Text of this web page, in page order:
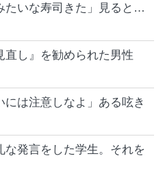
たいな寿司きた」見ると…
直し』を勧められた男性
は注意しなよ」ある呟き
な発言をした学生。それを